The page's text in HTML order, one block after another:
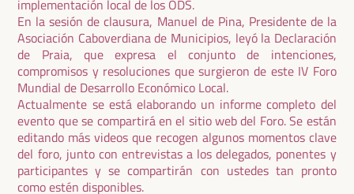
implementación local de los ODS.
En la sesión de clausura, Manuel de Pina, Presidente de la
Asociación Caboverdiana de Municipios, leyó la Declaración
de Praia, que expresa el conjunto de intenciones,
compromisos y resoluciones que surgieron de este IV Foro
Mundial de Desarrollo Económico Local.
Actualmente se está elaborando un informe completo del
evento que se compartirá en el sitio web del Foro. Se están
editando más videos que recogen algunos momentos clave
del foro, junto con entrevistas a los delegados, ponentes y
participantes y se compartirán con ustedes tan pronto
como estén disponibles.